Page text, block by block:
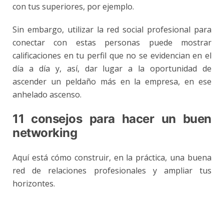
con tus superiores, por ejemplo.
Sin embargo, utilizar la red social profesional para
conectar con estas personas puede mostrar
calificaciones en tu perfil que no se evidencian en el
día a día y, así, dar lugar a la oportunidad de
ascender un peldaño más en la empresa, en ese
anhelado ascenso.
11 consejos para hacer un buen
networking
Aquí está cómo construir, en la práctica, una buena
red de relaciones profesionales y ampliar tus
horizontes.